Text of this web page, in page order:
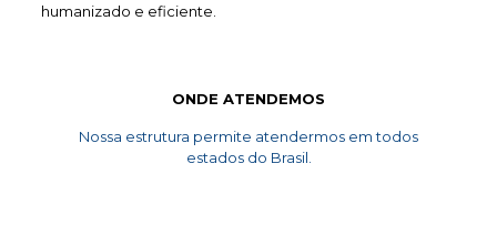
humanizado e eficiente.
ONDE ATENDEMOS
Nossa estrutura permite atendermos em todos
estados do Brasil.